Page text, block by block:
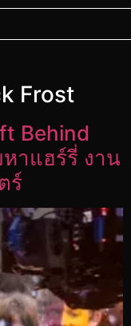
Frost
Behind
าแฮร์รี่ งาน
ร์